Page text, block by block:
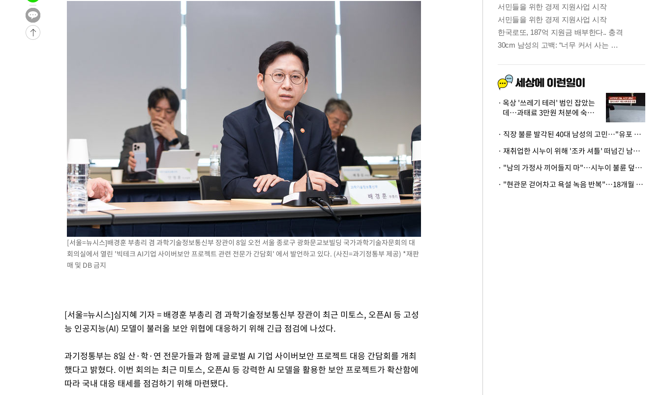
-30906초 전 >
-27996초 전 >
[속보]종합특검, '계엄 수용공간 확보' 신용해 前교정본부장 기소
-26869초 전 >
[속보] 7월 중국 수출 23.9%↑ 수입 27.5%↑…무역총액
[속보]'채상병 순직 책임' 임성근, 항소심도 징역 3년
[속보]종합특검, '관저이전 봐주기 감사' 유병호 구속기소
민주 콩고 에볼라환자 4천명 돌파, 4053명 발생 1850명 사망
[속보]'300억원대 사기 혐의' 차가원 대표 구속 송치
"미 전국적 살모네라 식중독 원인은 멕시코산 할라피뇨"-- CDC
[속보]경찰·노동부, HL만도 평택사업장 끼임 사망 관련 압수수색
[속보]합수본, '투표율 허위 입력' 중앙·서울·경기도 선관위 등 9곳
[속보]원·달러 환율, 오전 9시 1423.8원
[서울=뉴시스]배경훈 부총리 겸 과학기술정보통신부 장관이 8일 오전 서울 종로구 광화문교보빌딩 국가과학기술자문회의 대
회의실에서 열린 '빅테크 AI기업 사이버보안 프로젝트 관련 전문가 간담회' 에서 발언하고 있다. (사진=과기정통부 제공) *재판
매 및 DB 금지
[서울=뉴시스]심지혜 기자 = 배경훈 부총리 겸 과학기술정보통신부 장관이 최근 미토스, 오픈AI 등 고성
능 인공지능(AI) 모델이 불러올 보안 위협에 대응하기 위해 긴급 점검에 나섰다.
과기정통부는 8일 산·학·연 전문가들과 함께 글로벌 AI 기업 사이버보안 프로젝트 대응 간담회를 개최
했다고 밝혔다. 이번 회의는 최근 미토스, 오픈AI 등 강력한 AI 모델을 활용한 보안 프로젝트가 확산함에
따라 국내 대응 태세를 점검하기 위해 마련됐다.
옥상 '쓰레기 테러' 범인 잡았는
데…과태료 3만원 처분에 숙박업
· 직장 불륜 발각된 40대 남성의 고민…"유포 동료 명예훼손·협박죄 고소 가능할까"
· 재취업한 시누이 위해 '조카 셔틀' 떠넘긴 남편…아내 "난 못한다"
· "남의 가정사 끼어들지 마"…시누이 불륜 덮으려는 남편에 억울한 아내
· "현관문 걷어차고 욕설 녹음 반복"…18개월 아기 키우는 집 뒤흔든 '앞집의 비극'